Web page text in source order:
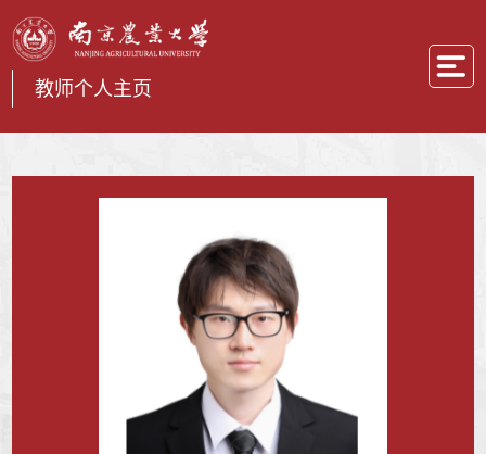
教师个人主页